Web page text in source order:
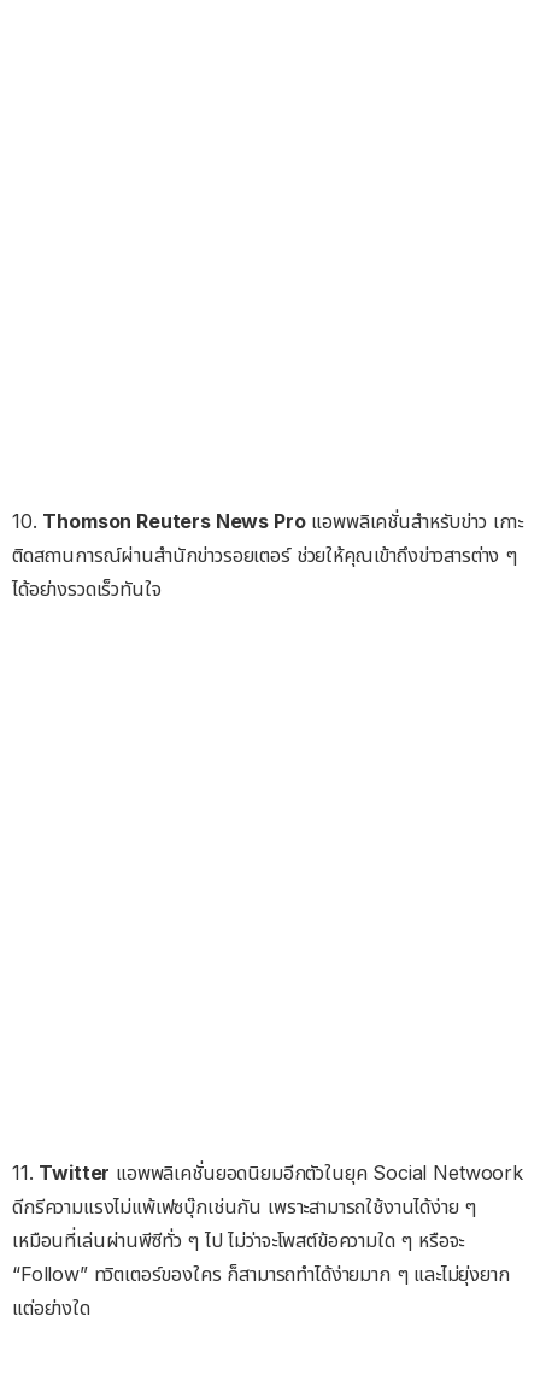
10. Thomson Reuters News Proแอพพลิเคชั่นสำหรับข่าว เกาะ
ติดสถานการณ์ผ่านสำนักข่าวรอยเตอร์ ช่วยให้คุณเข้าถึงข่าวสารต่าง ๆ
ได้อย่างรวดเร็วทันใจ
11. Twitter แอพพลิเคชั่นยอดนิยมอีกตัวในยุค Social Netwoork
ดีกรีความแรงไม่แพ้เฟซบุ๊กเช่นกัน เพราะสามารถใช้งานได้ง่าย ๆ
เหมือนที่เล่นผ่านพีซีทั่ว ๆ ไป ไม่ว่าจะโพสต์ข้อความใด ๆ หรือจะ
“Follow” ทวิตเตอร์ของใคร ก็สามารถทำได้ง่ายมาก ๆ และไม่ยุ่งยาก
แต่อย่างใด